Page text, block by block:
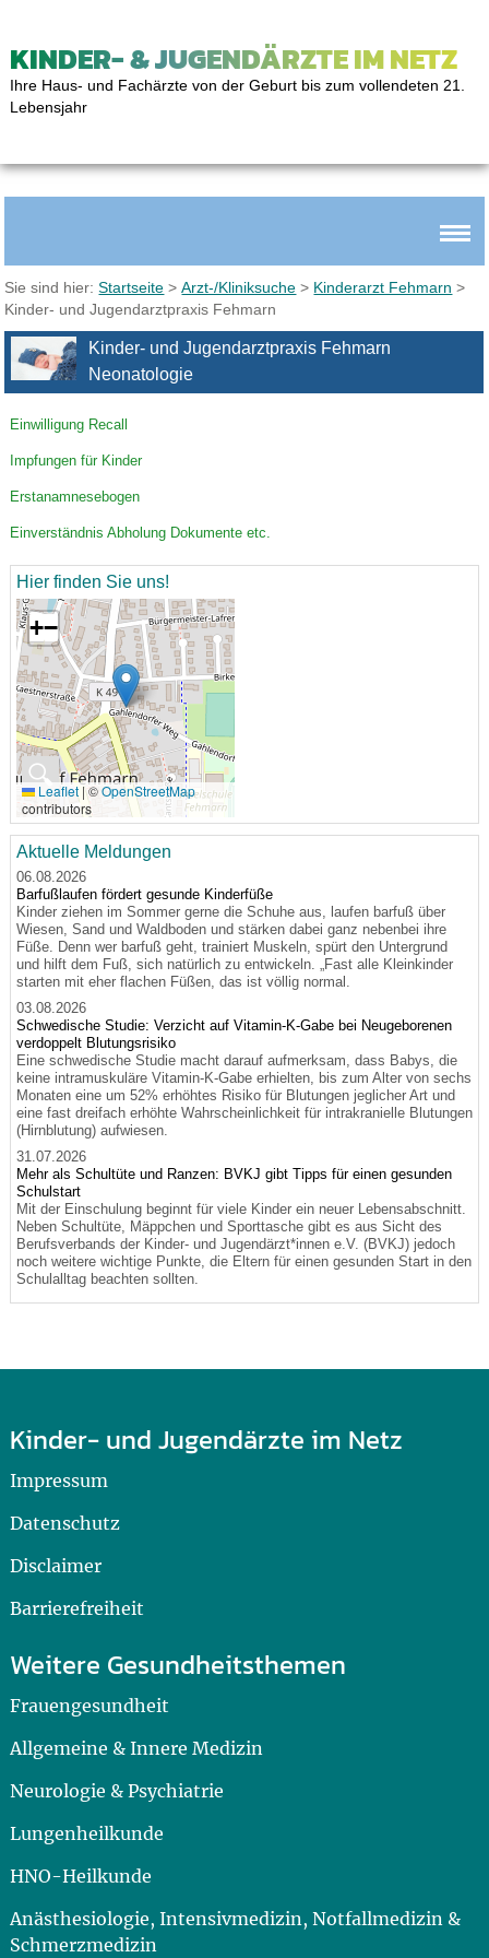
KINDER- & JUGENDÄRZTE IM NETZ
Ihre Haus- und Fachärzte von der Geburt bis zum vollendeten 21.
Lebensjahr
Sie sind hier:Startseite >Arzt-/Kliniksuche > Kinderarzt Fehmarn >
Kinder- und Jugendarztpraxis Fehmarn
Kinder- und Jugendarztpraxis Fehmarn
Neonatologie
Einwilligung Recall
Impfungen für Kinder
Erstanamnesebogen
Einverständnis Abholung Dokumente etc.
Hier finden Sie uns!
🔍
+−
Leaflet|©OpenStreetMap
contributors
Aktuelle Meldungen
06.08.2026
Barfußlaufen fördert gesunde Kinderfüße
Kinder ziehen im Sommer gerne die Schuhe aus, laufen barfuß über
Wiesen, Sand und Waldboden und stärken dabei ganz nebenbei ihre
Füße. Denn wer barfuß geht, trainiert Muskeln, spürt den Untergrund
und hilft dem Fuß, sich natürlich zu entwickeln. „Fast alle Kleinkinder
starten mit eher flachen Füßen, das ist völlig normal.
03.08.2026
Schwedische Studie: Verzicht auf Vitamin-K-Gabe bei Neugeborenen
verdoppelt Blutungsrisiko
Eine schwedische Studie macht darauf aufmerksam, dass Babys, die
keine intramuskuläre Vitamin-K-Gabe erhielten, bis zum Alter von sechs
Monaten eine um 52% erhöhtes Risiko für Blutungen jeglicher Art und
eine fast dreifach erhöhte Wahrscheinlichkeit für intrakranielle Blutungen
(Hirnblutung) aufwiesen.
31.07.2026
Mehr als Schultüte und Ranzen: BVKJ gibt Tipps für einen gesunden
Schulstart
Mit der Einschulung beginnt für viele Kinder ein neuer Lebensabschnitt.
Neben Schultüte, Mäppchen und Sporttasche gibt es aus Sicht des
Berufsverbands der Kinder- und Jugendärzt*innen e.V. (BVKJ) jedoch
noch weitere wichtige Punkte, die Eltern für einen gesunden Start in den
Schulalltag beachten sollten.
Kinder- und Jugendärzte im Netz
Impressum
Datenschutz
Disclaimer
Barrierefreiheit
Weitere Gesundheitsthemen
Frauengesundheit
Allgemeine & Innere Medizin
Neurologie & Psychiatrie
Lungenheilkunde
HNO-Heilkunde
Anästhesiologie, Intensivmedizin, Notfallmedizin &
Schmerzmedizin